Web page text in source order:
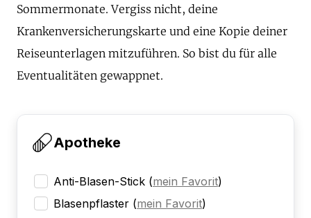
Sommermonate. Vergiss nicht, deine
Krankenversicherungskarte und eine Kopie deiner
Reiseunterlagen mitzuführen. So bist du für alle
Eventualitäten gewappnet.
Apotheke
Anti-Blasen-Stick (mein Favorit)
Blasenpflaster (mein Favorit)